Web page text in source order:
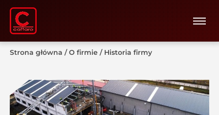
Strona główna /O firmie / Historia firmy